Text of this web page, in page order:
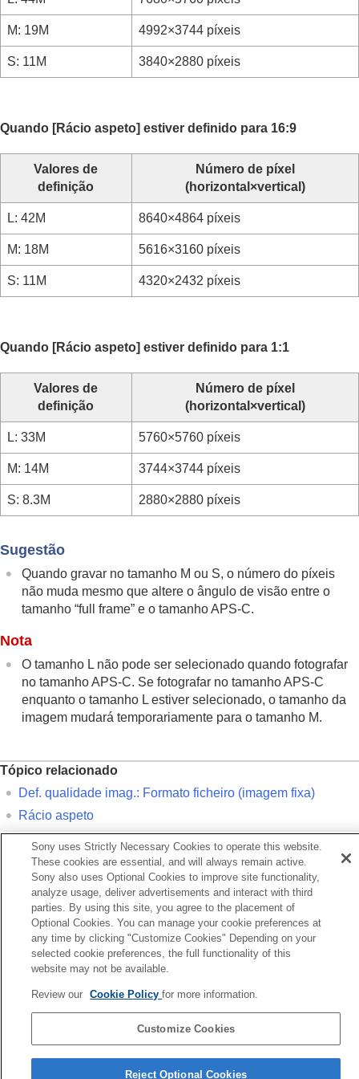
Ângulo de visualização
Utilizar funções táteis
Definições do obturador
Utilizar o zoom
Comp. Objetiva(imagem fixa/filme)
Definir a apresentação do monitor durante a
gravação
Gravar áudio de filmes
Criar imagens fixas durante a gravação de um
Definições TC/UB
Exportar filmes RAW para um gravador RAW
Transmissão de vídeo e áudio em direto
Mudar as definições da câmara
Utilizar um computador
Utilizar o serviço de nuvem
Se tiver problemas
M: 19M 4992×3744 píxeis
S: 11M 3840×2880 píxeis
Quando [Rácio aspeto] estiver definido para 16:9
Valores de
definição
Número de píxel
(horizontal×vertical)
L: 42M 8640×4864 píxeis
M: 18M 5616×3160 píxeis
S: 11M 4320×2432 píxeis
Quando [Rácio aspeto] estiver definido para 1:1
Valores de
definição
Número de píxel
(horizontal×vertical)
L: 33M 5760×5760 píxeis
M: 14M 3744×3744 píxeis
S: 8.3M 2880×2880 píxeis
Sugestão
Quando gravar no tamanho M ou S, o número do píxeis
não muda mesmo que altere o ângulo de visão entre o
tamanho “full frame” e o tamanho APS-C.
Nota
O tamanho L não pode ser selecionado quando fotografar
no tamanho APS-C. Se fotografar no tamanho APS-C
enquanto o tamanho L estiver selecionado, o tamanho da
imagem mudará temporariamente para o tamanho M.
Tópico relacionado
Def. qualidade imag.: Formato ficheiro (imagem fixa)
Rácio aspeto
Anterior
qualidade imag.: Qualidade JPEG/Qualidade HEIF
Seguinte
Rácio
TP1001369086
Se a versão do sistema de software da sua câmara for anterior à Ver.
2.00, consulte o Guia de ajuda no seguinte URL.
Sony uses Strictly Necessary Cookies to operate this website.
These cookies are essential, and will always remain active.
Sony also uses Optional Cookies to improve site functionality,
analyze usage, deliver advertisements and interact with third
parties. By using this site, you agree to the placement of
Optional Cookies. You can manage your cookie preferences at
any time by clicking "Customize Cookies" Depending on your
selected cookie preferences, the full functionality of this
website may not be available.
Review our Cookie Policyfor more information.
Customize Cookies
Reject Optional Cookies